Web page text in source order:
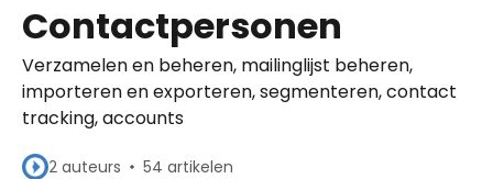
Contactpersonen
Verzamelen en beheren, mailinglijst beheren,
importeren en exporteren, segmenteren, contact
tracking, accounts
2 auteurs 54 artikelen